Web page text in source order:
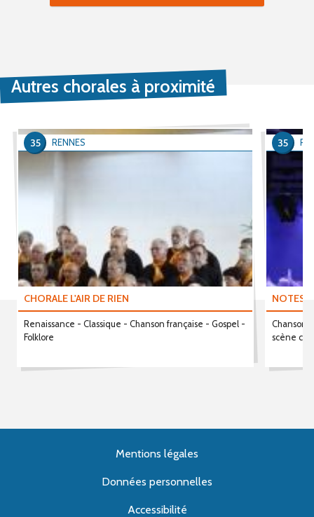
Autres chorales à proximité
CHORALE L'AIR DE RIEN
Renaissance - Classique - Chanson française - Gospel -
Folklore
RENNES
35
NOTES
Chanson
scène
35
Mentions légales
Données personnelles
Accessibilité